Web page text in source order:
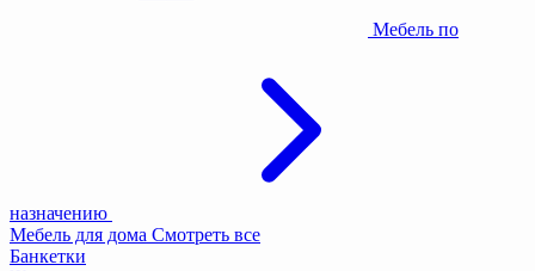
Мебель по
назначению
Мебель для дома Смотреть все
Банкетки